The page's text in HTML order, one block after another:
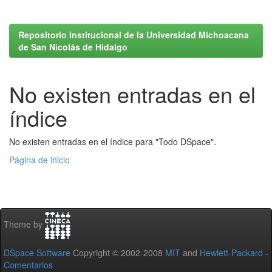
Repositorio Institucional de la Universidad Michoacana
de San Nicolás de Hidalgo
No existen entradas en el
índice
No existen entradas en el índice para "Todo DSpace".
Página de inicio
Theme by
DSpace Software Copyright © 2002-2008 MIT and Hewlett-Packard -
Comentarios